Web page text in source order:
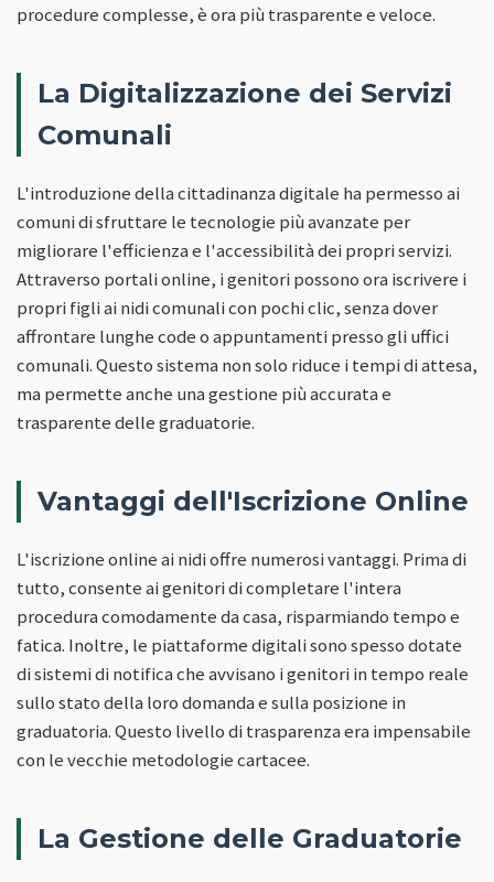
procedure complesse, è ora più trasparente e veloce.
La Digitalizzazione dei Servizi
Comunali
L'introduzione della cittadinanza digitale ha permesso ai
comuni di sfruttare le tecnologie più avanzate per
migliorare l'efficienza e l'accessibilità dei propri servizi.
Attraverso portali online, i genitori possono ora iscrivere i
propri figli ai nidi comunali con pochi clic, senza dover
affrontare lunghe code o appuntamenti presso gli uffici
comunali. Questo sistema non solo riduce i tempi di attesa,
ma permette anche una gestione più accurata e
trasparente delle graduatorie.
Vantaggi dell'Iscrizione Online
L'iscrizione online ai nidi offre numerosi vantaggi. Prima di
tutto, consente ai genitori di completare l'intera
procedura comodamente da casa, risparmiando tempo e
fatica. Inoltre, le piattaforme digitali sono spesso dotate
di sistemi di notifica che avvisano i genitori in tempo reale
sullo stato della loro domanda e sulla posizione in
graduatoria. Questo livello di trasparenza era impensabile
con le vecchie metodologie cartacee.
La Gestione delle Graduatorie